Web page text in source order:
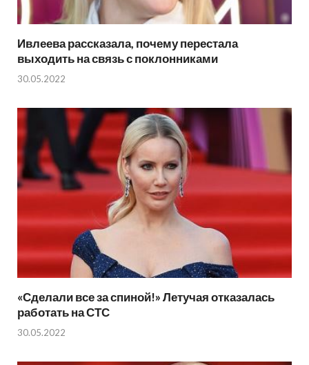
Ивлеева рассказала, почему перестала
выходить на связь с поклонниками
30.05.2022
«Сделали все за спиной!» Летучая отказалась
работать на СТС
30.05.2022